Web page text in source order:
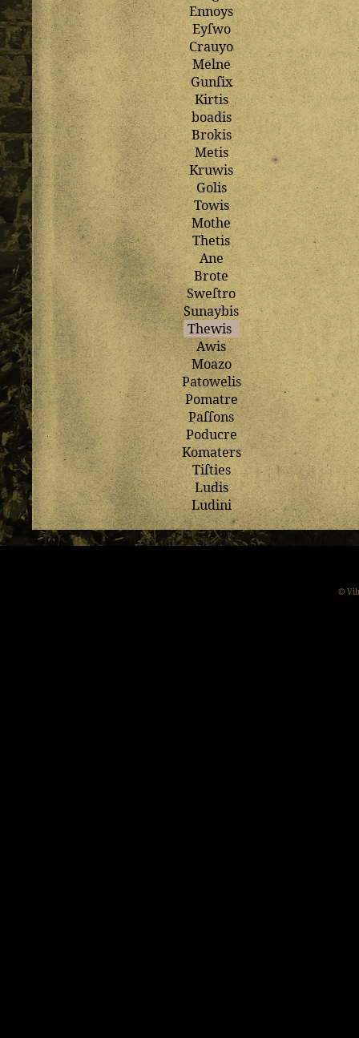
Ennoys
Eyſwo
Crauyo
Melne
Gunſix
Kirtis
boadis
Brokis
Metis
Kruwis
Golis
Towis
Mothe
Thetis
Ane
Brote
Sweſtro
Sunaybis
Thewis
Awis
Moazo
Patowelis
Pomatre
Paſſons
Poducre
Komaters
Tiſties
Ludis
Ludini
©